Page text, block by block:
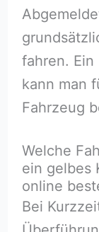
fahren.
kann man
Fahrzeug
Welche
ein gelbes
online
Bei